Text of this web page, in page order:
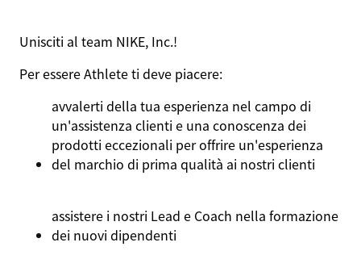
Unisciti al team NIKE, Inc.!
Per essereAthleteti deve piacere:
avvalerti della tua esperienza nel campo di
un'assistenza clienti e una conoscenza dei
prodotti eccezionali per offrire un'esperienza
del marchio di prima qualità ai nostri clienti
assistere i nostri Lead e Coach nella formazione
dei nuovi dipendenti